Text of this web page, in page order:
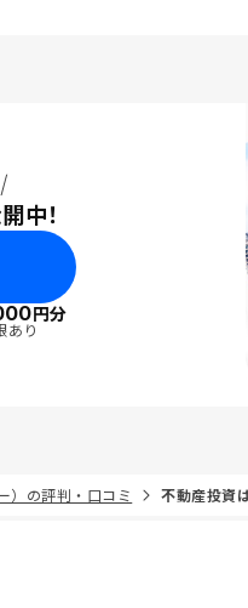
中！
円分
あり
）の評判・口コミ 不動産投資